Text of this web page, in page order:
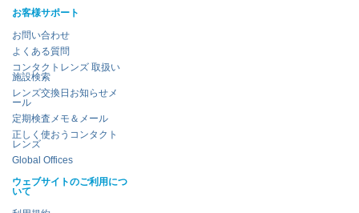
お客様サポート
お問い合わせ
よくある質問
コンタクトレンズ 取扱い
施設検索
レンズ交換日お知らせメ
ール
定期検査メモ＆メール
正しく使おうコンタクト
レンズ
Global Offices
ウェブサイトのご利用につ
いて